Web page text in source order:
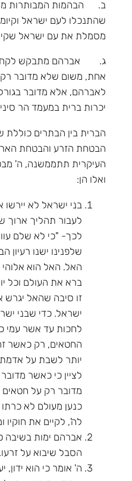
ב. הבהמות המבותרות
שהתנכלו לעם ישראל
מסמלת את עם ישראל
ג. אברהם מתבקש לקחת
אחת, משום שלא מדובר רק
לאברהם, אלא מדובר
יכרות ברית במעמד הר
הברית בין הבתרים כוללת
הבטחת הזרע והבטחת
העיקרית תתממשנה, ה'
ואלו הן:
בני ישראל לא יירשו
לעבור תהליך ארוך
לכך- "כי לא שלם
שלפנינו ישנו
האל. האל הוא
ברא את העולם וכל
זו סיבה שהאל יגרש
ישראל. כדי שבני
לחכות עד אשר עמי
החטאים, רק כאשר זה
יותר לשבת על
לציין כי כאשר
מדובר רק על חטאים
כנען מעולם לא
לה', לקיים את חוקיו
אברהם ימות בשיבה
הסבל שיבוא על זרעו.
ה' אומר כי הוא